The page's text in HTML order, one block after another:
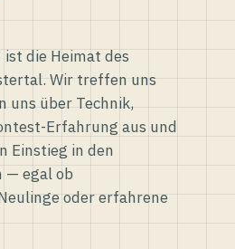
die Heimat des
Wir treffen uns
uns über Technik,
Erfahrung aus und
Einstieg in den
— egal ob
oder erfahrene